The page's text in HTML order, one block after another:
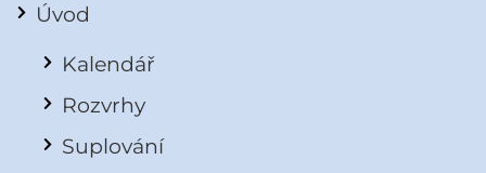
Úvod
Kalendář
Rozvrhy
Suplování